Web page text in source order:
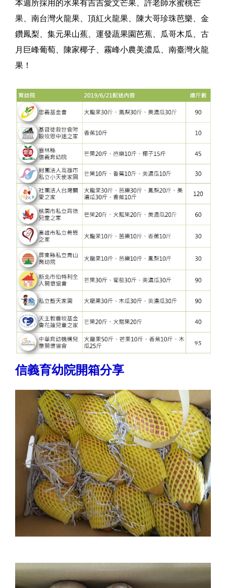
本週所採用的水果有吉吉愛文芒果、許老師水蜜桃芒
果、南台灣火龍果、頂紅火龍果、陳大哥珍珠芭樂、金
鑽鳳梨、集元果山蕉、運發蔬果園芭蕉、瓜哥木瓜、古
月巨峰葡萄、陳家椰子、霧峰小農美濃瓜、南臺灣火龍
果！
信義育幼院開箱分享